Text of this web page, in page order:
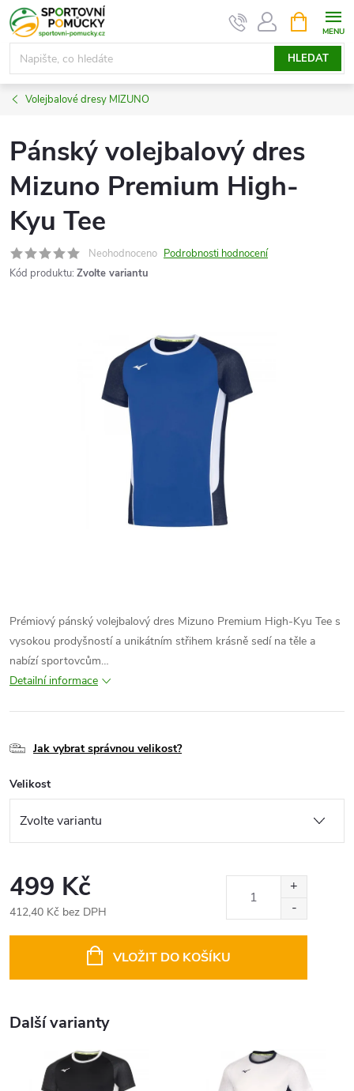
Přejít
na
obsah
HLEDAT
NÁKUPNÍ
KOŠÍK
Volejbalové dresy MIZUNO
Pánský volejbalový dres
Mizuno Premium High-
Kyu Tee
Neohodnoceno Podrobnosti hodnocení
Kód produktu: Zvolte variantu
Prémiový pánský volejbalový dres Mizuno Premium High-Kyu Tee s
vysokou prodyšností a unikátním střihem krásně sedí na těle a
nabízí sportovcům…
Detailní informace
Jak vybrat správnou velikost?
Velikost
499 Kč
412,40 Kč bez DPH
VLOŽIT DO KOŠÍKU
Další varianty